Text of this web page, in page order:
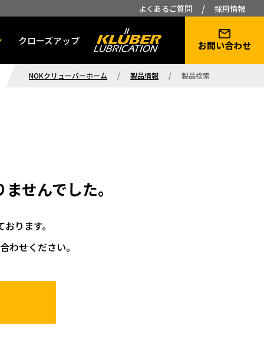
よくあるご質問 / 採用情報
クローズアップ お問い合わせ
NOKクリューバーホーム / 製品情報 / 製品検索
せんでした。
ります。
わせください。